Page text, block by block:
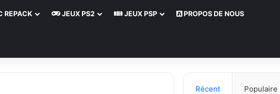
REPACK JEUX PS2 JEUX PSP PROPOS DE NOUS
Récent Populaire